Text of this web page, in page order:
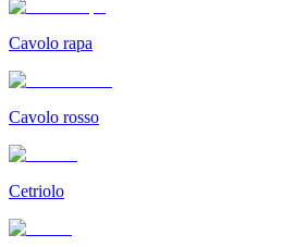
Cavolo rapa
Cavolo rosso
Cetriolo